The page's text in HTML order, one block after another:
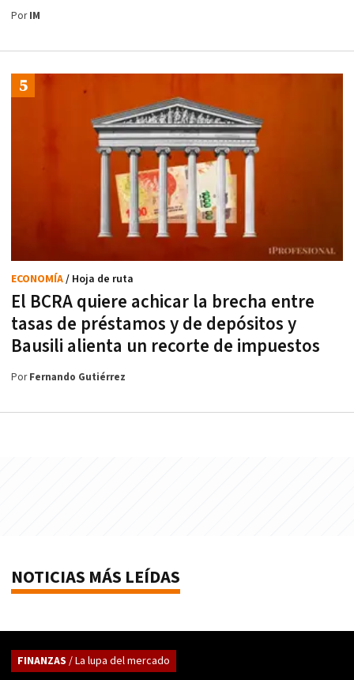
PorIM
El BCRA quiere achicar la brecha entre
tasas de préstamos y de depósitos y
Bausili alienta un recorte de impuestos
ECONOMÍA/ Hoja de ruta
PorFernando Gutiérrez
NOTICIAS MÁS LEÍDAS
FINANZAS / La lupa del mercado